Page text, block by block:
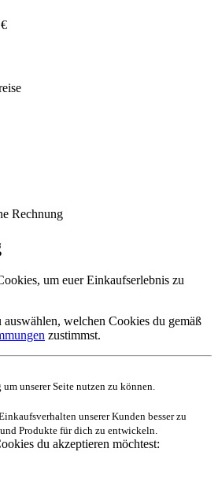
Rechnung
um euer Einkaufserlebnis zu
welchen Cookies du gemäß
zustimmst.
unserer Seite nutzen zu können.
unserer Kunden besser zu
Produkte für dich zu entwickeln.
du akzeptieren möchtest: